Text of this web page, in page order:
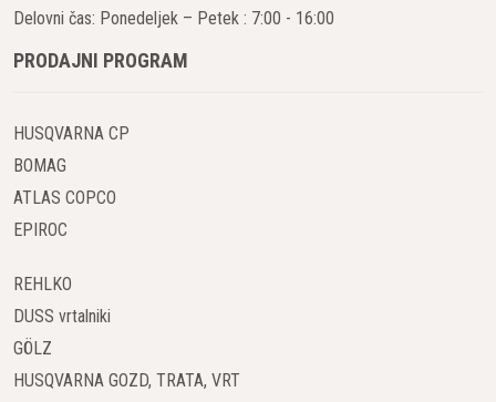
Delovni čas: Ponedeljek – Petek : 7:00 - 16:00
PRODAJNI PROGRAM
HUSQVARNA CP
BOMAG
ATLAS COPCO
EPIROC
REHLKO
DUSS vrtalniki
GÖLZ
HUSQVARNA GOZD, TRATA, VRT